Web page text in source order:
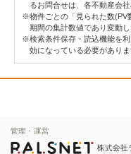
るお問合せは、各不動産会
※物件ごとの「見られた数(PV
期間の集計数値であり変動
※検索条件保存・読込機能を
効になっている必要がありま